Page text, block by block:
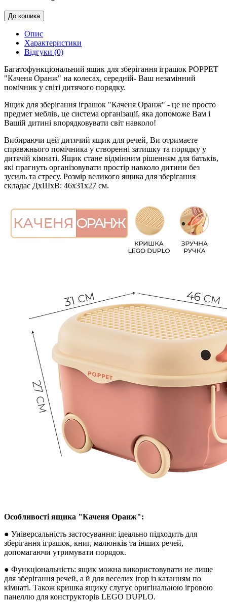
До кошика
Опис
Характеристики
Відгуки (0)
Багатофункціональний ящик для зберігання іграшок POPPET
"Каченя Оранж" на колесах, середній- Ваш незамінний
помічник у світі дитячого порядку.
Ящик для зберігання іграшок "Каченя Оранж" - це не просто
предмет меблів, це система організації, яка допоможе Вам і
Вашій дитині впорядковувати світ навколо!
Вибираючи цей дитячий ящик для речей, Ви отримаєте
справжнього помічника у створенні затишку та порядку у
дитячій кімнаті. Ящик стане відмінним рішенням для батьків,
які прагнуть організовувати простір навколо дитини без
зусиль та стресу. Розмір великого ящика для зберігання
складає ДхШхВ: 46х31х27 см.
Особливості ящика "Каченя Оранж":
● Універсальність застосування: ідеально підходить для
зберігання іграшок, книг, малюнків та інших речей,
допомагаючи утримувати порядок.
● Функціональність: ящик можна використовувати не лише
для зберігання речей, а й для веселих ігор із катанням по
кімнаті. Також кришка ящику слугує оригінальною ігровою
панеллю для конструкторів LEGO DUPLO.